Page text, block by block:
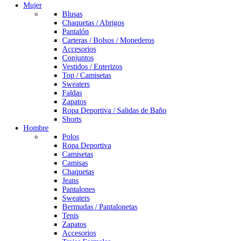
Mujer
Blusas
Chaquetas / Abrigos
Pantalón
Carteras / Bolsos / Monederos
Accesorios
Conjuntos
Vestidos / Enterizos
Top / Camisetas
Sweaters
Faldas
Zapatos
Ropa Deportiva / Salidas de Baño
Shorts
Hombre
Polos
Ropa Deportiva
Camisetas
Camisas
Chaquetas
Jeans
Pantalones
Sweaters
Bermudas / Pantalonetas
Tenis
Zapatos
Accesorios